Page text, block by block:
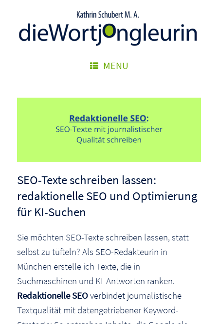
springen
MENU
SEO-Texte schreiben lassen:
redaktionelle SEO und Optimierung
für KI-Suchen
Sie möchten SEO-Texte schreiben lassen, statt
selbst zu tüfteln? Als SEO-Redakteurin in
München erstelle ich Texte, die in
Suchmaschinen und KI-Antworten ranken.
Redaktionelle SEOverbindet journalistische
Textqualität mit datengetriebener Keyword-